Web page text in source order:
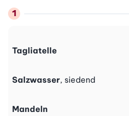
Tagliatelle
Salzwasser, siedend
Mandeln